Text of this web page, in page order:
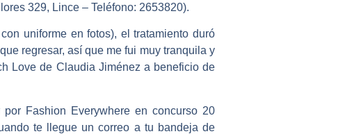
329, Lince – Teléfono: 2653820).
uniforme en fotos), el tratamiento duró
regresar, así que me fui muy tranquila y
Love de Claudia Jiménez a beneficio de
por Fashion Everywhere en concurso 20
te llegue un correo a tu bandeja de